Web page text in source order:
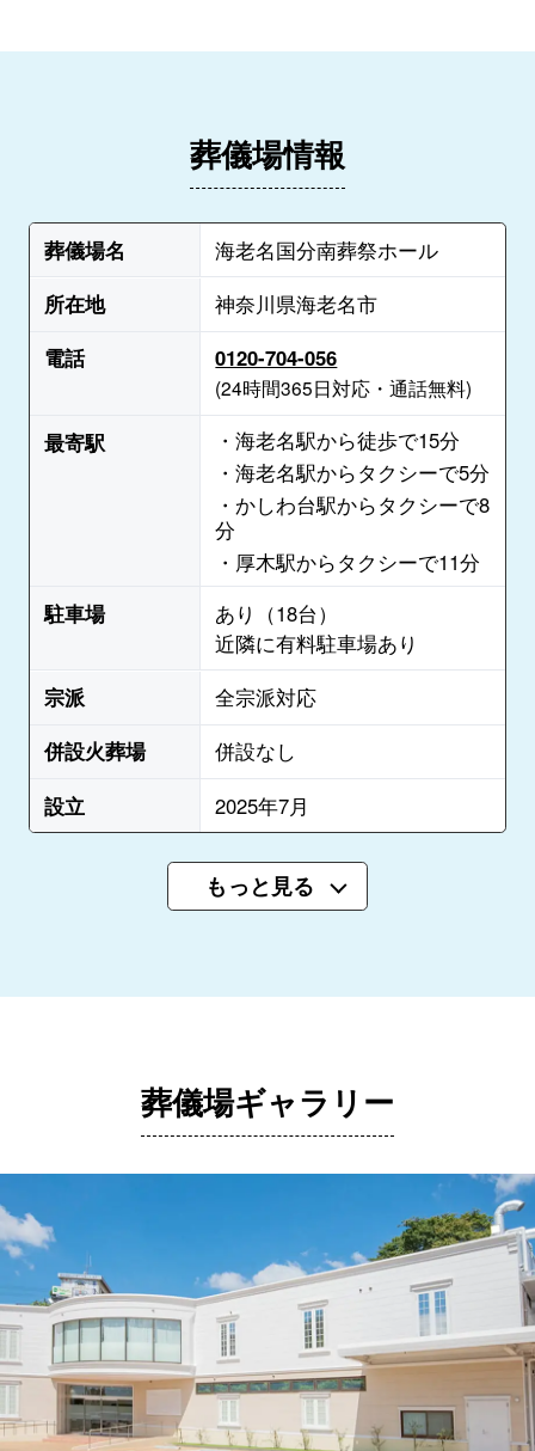
葬儀場情報
葬儀場名
海老名国分南葬祭ホール
所在地
神奈川県海老名市
電話
0120-704-056
(24時間365日対応・通話無料)
最寄駅
・海老名駅から徒歩で15分
・海老名駅からタクシーで5分
・かしわ台駅からタクシーで8
分
・厚木駅からタクシーで11分
駐車場
あり（18台）
近隣に有料駐車場あり
宗派
全宗派対応
併設火葬場
併設なし
設立
2025年7月
もっと見る
葬儀場ギャラリー